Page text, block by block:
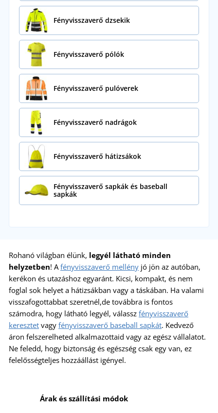
Fényvisszaverő dzsekik
Fényvisszaverő pólók
Fényvisszaverő pulóverek
Fényvisszaverő nadrágok
Fényvisszaverő hátizsákok
Fényvisszaverő sapkák és baseball
sapkák
Rohanó világban élünk, legyél látható minden
helyzetben! Afényvisszaverő mellény jó jön az autóban,
kerékon és utazáshoz egyaránt. Kicsi, kompakt, és nem
foglal sok helyet a hátizsákban vagy a táskában. Ha valami
visszafogottabbat szeretnél,de továbbra is fontos
számodra, hogy látható legyél, válassz fényvisszaverő
keresztet vagy fényvisszaverő baseball sapkát. Kedvező
áron felszerelheted alkalmazottaid vagy az egész vállalatot.
Ne feledd, hogy biztonság és egészség csak egy van, ez
felelősségteljes hozzáállást igényel.
Árak és szállítási módok